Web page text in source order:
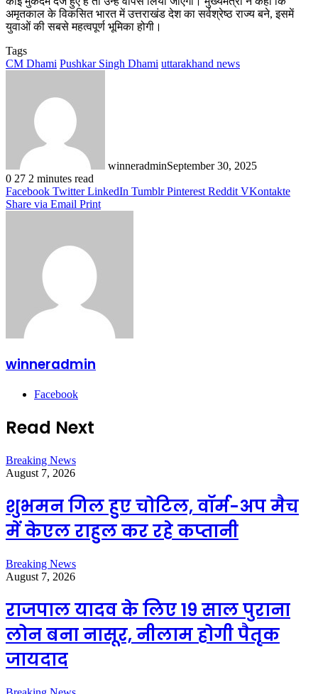
अमृतकाल के विकसित भारत में उत्तराखंड देश का सर्वश्रेष्ठ राज्य बने, इसमें
युवाओं की सबसे महत्वपूर्ण भूमिका होगी।
Tags
CM Dhami Pushkar Singh Dhami uttarakhand news
winneradminSeptember 30, 2025
0 27 2 minutes read
Facebook Twitter LinkedIn Tumblr Pinterest Reddit VKontakte
Share via Email Print
winneradmin
Facebook
Read Next
Breaking News
August 7, 2026
शुभमन गिल हुए चोटिल, वॉर्म-अप मैच
में केएल राहुल कर रहे कप्तानी
Breaking News
August 7, 2026
राजपाल यादव के लिए 19 साल पुराना
लोन बना नासूर, नीलाम होगी पैतृक
जायदाद